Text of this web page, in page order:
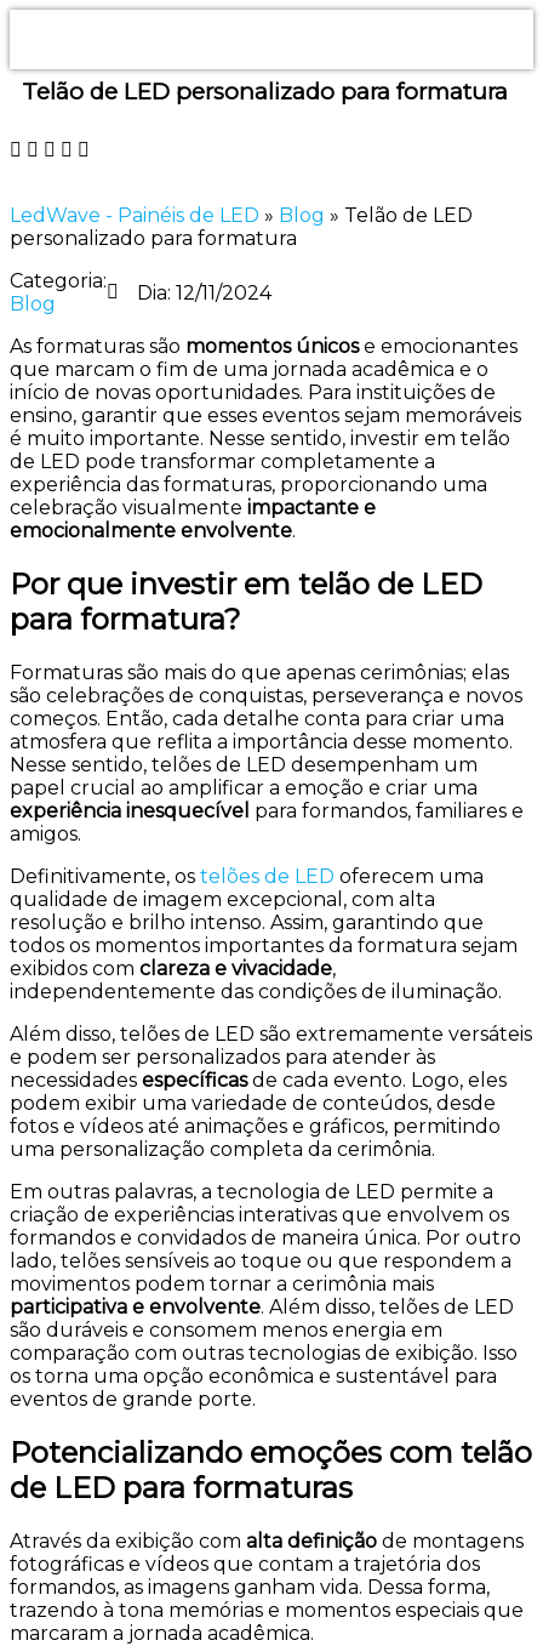
Telão de LED personalizado para formatura
LedWave - Painéis de LED » Blog » Telão de LED
personalizado para formatura
Categoria:
Blog
Dia: 12/11/2024
As formaturas são momentos únicose emocionantes
que marcam o fim de uma jornada acadêmica e o
início de novas oportunidades. Para instituições de
ensino, garantir que esses eventos sejam memoráveis
é muito importante. Nesse sentido, investir em telão
de LED pode transformar completamente a
experiência das formaturas, proporcionando uma
celebração visualmente impactante e
emocionalmente envolvente.
Por que investir em telão de LED
para formatura?
Formaturas são mais do que apenas cerimônias; elas
são celebrações de conquistas, perseverança e novos
começos. Então, cada detalhe conta para criar uma
atmosfera que reflita a importância desse momento.
Nesse sentido, telões de LED desempenham um
papel crucial ao amplificar a emoção e criar uma
experiência inesquecível para formandos, familiares e
amigos.
Definitivamente, os telões de LED oferecem uma
qualidade de imagem excepcional, com alta
resolução e brilho intenso. Assim, garantindo que
todos os momentos importantes da formatura sejam
exibidos com clareza e vivacidade,
independentemente das condições de iluminação.
Além disso, telões de LED são extremamente versáteis
e podem ser personalizados para atender às
necessidades específicasde cada evento. Logo, eles
podem exibir uma variedade de conteúdos, desde
fotos e vídeos até animações e gráficos, permitindo
uma personalização completa da cerimônia.
Em outras palavras, a tecnologia de LED permite a
criação de experiências interativas que envolvem os
formandos e convidados de maneira única. Por outro
lado, telões sensíveis ao toque ou que respondem a
movimentos podem tornar a cerimônia mais
participativa e envolvente. Além disso, telões de LED
são duráveis e consomem menos energia em
comparação com outras tecnologias de exibição. Isso
os torna uma opção econômica e sustentável para
eventos de grande porte.
Potencializando emoções com telão
de LED para formaturas
Através da exibição com alta definição de montagens
fotográficas e vídeos que contam a trajetória dos
formandos, as imagens ganham vida. Dessa forma,
trazendo à tona memórias e momentos especiais que
marcaram a jornada acadêmica.